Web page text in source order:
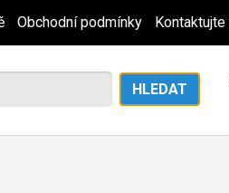
Obchodní podmínky Kontaktujte